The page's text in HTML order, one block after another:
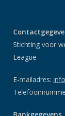
Stichting voor
League
E-mailadres: